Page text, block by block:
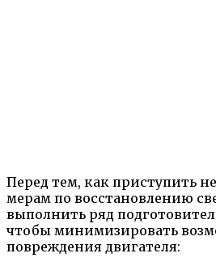
Перед тем, как приступить
мерам по восстановлению
выполнить ряд
чтобы минимизировать
повреждения двигателя: